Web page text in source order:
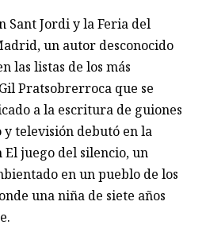
Sant Jordi y la Feria del
un autor desconocido
las listas de los más
Pratsobrerroca que se
a la escritura de guiones
televisión debutó en la
El juego del silencio, un
en un pueblo de los
una niña de siete años